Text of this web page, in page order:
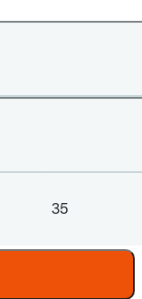
35